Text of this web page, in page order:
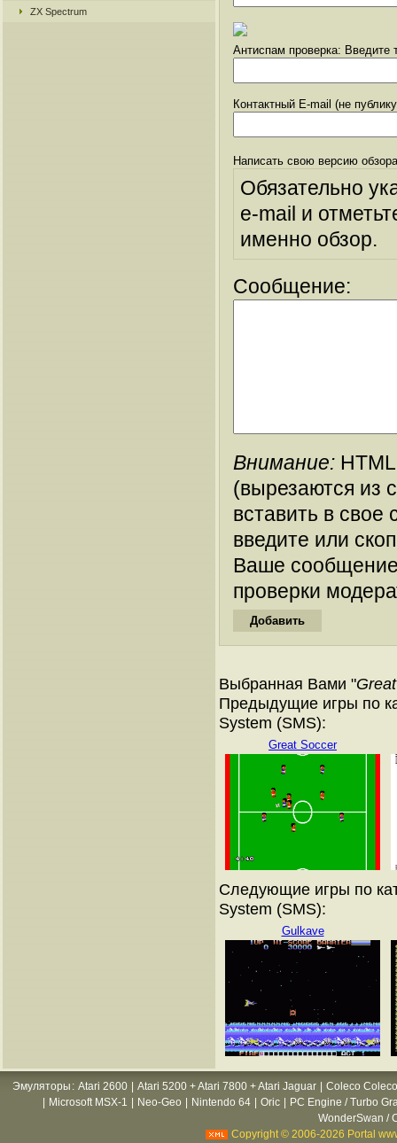
ZX Spectrum
Антиспам проверка: Введите
Контактный E-mail (не
Написать свою версию
Обязательно
e-mail и
именно обзор.
Сообщение:
Внимание:
(вырезаются из
вставить в
введите или
Ваше
проверки
Выбранная Вами "
Предыдущие игры по
System (SMS):
Great Soccer
Следующие игры по
System (SMS):
Gulkave
Эмуляторы : Atari 2600 Atari 5200 + Atari 7800 + Atari Jaguar
Coleco
Microsoft MSX-1 Neo-Geo Nintendo 64 Oric
PC Engine / Turbo
WonderSwan /
Copyright © 2006-2026 Portal